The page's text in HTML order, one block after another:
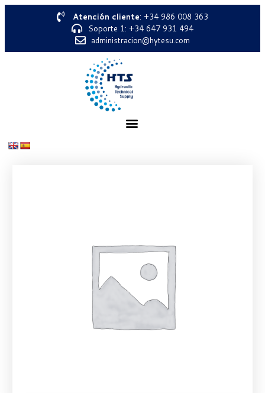
Atención cliente: +34 986 008 363
Soporte 1: +34 647 931 494
administracion@hytesu.com